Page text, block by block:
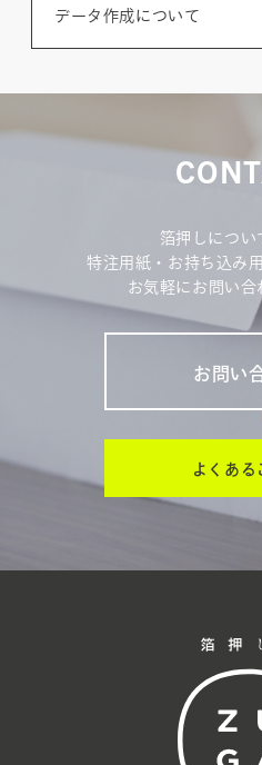
データ作成について
箔押しについ
特注用紙・お持ち込み
お気軽にお問い合
お問い
よくある